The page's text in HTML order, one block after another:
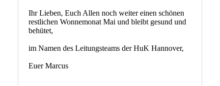
Ihr Lieben, Euch Allen noch weiter einen schönen
restlichen Wonnemonat Mai und bleibt gesund und
behütet,
im Namen des Leitungsteams der HuK Hannover,
Euer Marcus